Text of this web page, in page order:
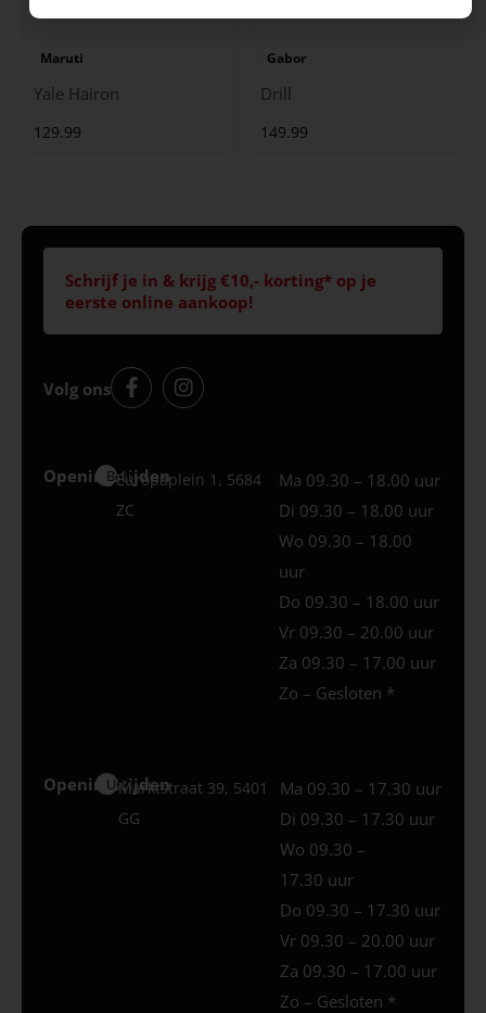
Maruti
Yale Hairon
129.99
Gabor
Drill
149.99
Schrijf je in & krijg €10,- korting* op je
eerste online aankoop!
Volg ons
Openingstijden
Best
Europaplein 1, 5684
ZC
Ma 09.30 – 18.00 uur
Di 09.30 – 18.00 uur
Wo 09.30 – 18.00
uur
Do 09.30 – 18.00 uur
Vr 09.30 – 20.00 uur
Za 09.30 – 17.00 uur
Zo – Gesloten *
Openingstijden
Uden
Marktstraat 39, 5401
GG
Ma 09.30 – 17.30 uur
Di 09.30 – 17.30 uur
Wo 09.30 –
17.30 uur
Do 09.30 – 17.30 uur
Vr 09.30 – 20.00 uur
Za 09.30 – 17.00 uur
Zo – Gesloten *